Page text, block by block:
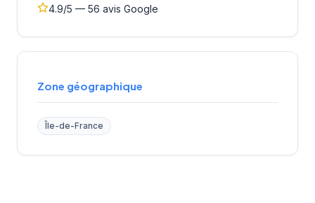
4.9/5 — 56 avis Google
Zone géographique
Île-de-France